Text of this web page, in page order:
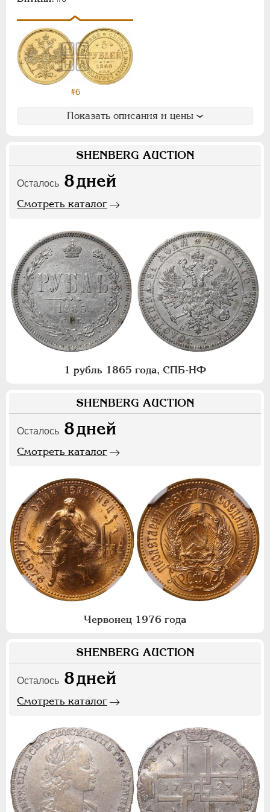
#6
Показать описания и цены
SHENBERG AUCTION
Осталось 8дней
Смотреть каталог
1 рубль 1865 года, СПБ-НФ
SHENBERG AUCTION
Осталось 8дней
Смотреть каталог
Червонец 1976 года
SHENBERG AUCTION
Осталось 8дней
Смотреть каталог
НИКОЛАЙ II 1894-1917
ВРЕМЕННОЕ ПРАВ. 1917-1918
ИНОСТРАННЫЕ 1768-1918